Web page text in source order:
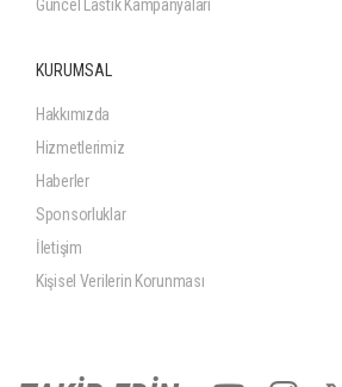
Güncel Lastik Kampanyaları
KURUMSAL
Hakkımızda
Hizmetlerimiz
Haberler
Sponsorluklar
İletişim
Kişisel Verilerin Korunması